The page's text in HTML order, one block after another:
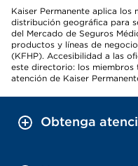
Kaiser Permanente aplica los
distribución geográfica para
del Mercado de Seguros
productos y líneas de
(KFHP). Accesibilidad a las
este directorio: los miembros
atención de Kaiser
Obtenga